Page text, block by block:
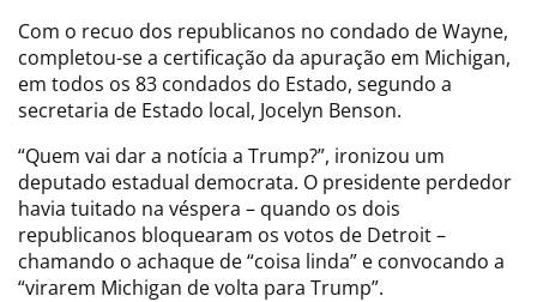
Com o recuo dos republicanos no condado de Wayne,
completou-se a certificação da apuração em Michigan,
em todos os 83 condados do Estado, segundo a
secretaria de Estado local, Jocelyn Benson.
“Quem vai dar a notícia a Trump?”, ironizou um
deputado estadual democrata. O presidente perdedor
havia tuitado na véspera – quando os dois
republicanos bloquearam os votos de Detroit –
chamando o achaque de “coisa linda” e convocando a
“virarem Michigan de volta para Trump”.